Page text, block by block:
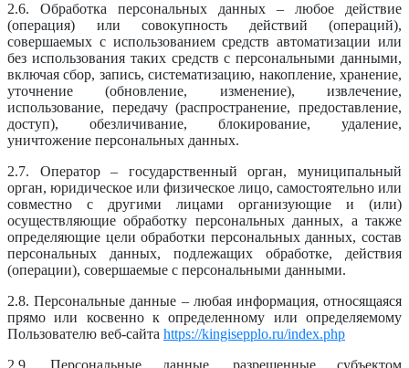
2.6. Обработка персональных данных – любое действие
(операция) или совокупность действий (операций),
совершаемых с использованием средств автоматизации или
без использования таких средств с персональными данными,
включая сбор, запись, систематизацию, накопление, хранение,
уточнение (обновление, изменение), извлечение,
использование, передачу (распространение, предоставление,
доступ), обезличивание, блокирование, удаление,
уничтожение персональных данных.
2.7. Оператор – государственный орган, муниципальный
орган, юридическое или физическое лицо, самостоятельно или
совместно с другими лицами организующие и (или)
осуществляющие обработку персональных данных, а также
определяющие цели обработки персональных данных, состав
персональных данных, подлежащих обработке, действия
(операции), совершаемые с персональными данными.
2.8. Персональные данные – любая информация, относящаяся
прямо или косвенно к определенному или определяемому
Пользователю веб-сайта https://kingisepplo.ru/index.php